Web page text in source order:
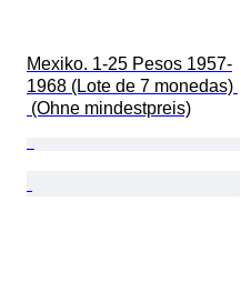
Mexiko. 1-25 Pesos 1957-
1968 (Lote de 7 monedas)
(Ohne mindestpreis)